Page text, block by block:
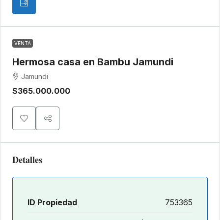
VENTA
Hermosa casa en Bambu Jamundi
Jamundi
$365.000.000
Detalles
ID Propiedad 753365